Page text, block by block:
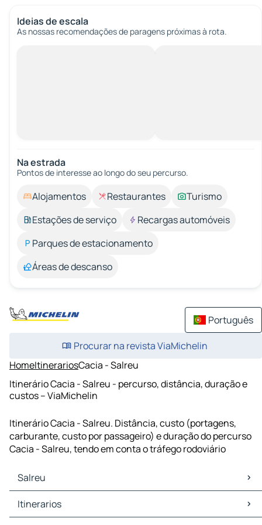
Ideias de escala
As nossas recomendações de paragens próximas à rota.
Na estrada
Pontos de interesse ao longo do seu percurso.
Alojamentos Restaurantes
Turismo
Estações de serviço
Recargas automóveis
Parques de estacionamento
Áreas de descanso
Português
Procurar na revista ViaMichelin
HomeItinerariosCacia - Salreu
Itinerário Cacia - Salreu - percurso, distância, duração e
custos – ViaMichelin
Itinerário Cacia - Salreu. Distância, custo (portagens,
carburante, custo por passageiro) e duração do percurso
Cacia - Salreu, tendo em conta o tráfego rodoviário
Salreu
Salreu Mapas Plantas
Salreu Trafego
Itinerarios